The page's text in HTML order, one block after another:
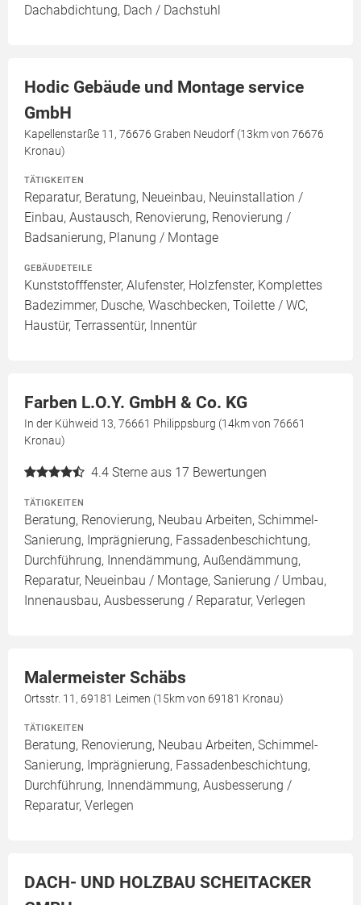
Dachabdichtung, Dach / Dachstuhl
Hodic Gebäude und Montage service
GmbH
Kapellenstarße 11, 76676 Graben Neudorf (13km von 76676
Kronau)
TÄTIGKEITEN
Reparatur, Beratung, Neueinbau, Neuinstallation /
Einbau, Austausch, Renovierung, Renovierung /
Badsanierung, Planung / Montage
GEBÄUDETEILE
Kunststofffenster, Alufenster, Holzfenster, Komplettes
Badezimmer, Dusche, Waschbecken, Toilette / WC,
Haustür, Terrassentür, Innentür
Farben L.O.Y. GmbH & Co. KG
In der Kühweid 13, 76661 Philippsburg (14km von 76661
Kronau)
4.4 Sterne aus 17 Bewertungen
TÄTIGKEITEN
Beratung, Renovierung, Neubau Arbeiten, Schimmel-
Sanierung, Imprägnierung, Fassadenbeschichtung,
Durchführung, Innendämmung, Außendämmung,
Reparatur, Neueinbau / Montage, Sanierung / Umbau,
Innenausbau, Ausbesserung / Reparatur, Verlegen
Malermeister Schäbs
Ortsstr. 11, 69181 Leimen (15km von 69181 Kronau)
TÄTIGKEITEN
Beratung, Renovierung, Neubau Arbeiten, Schimmel-
Sanierung, Imprägnierung, Fassadenbeschichtung,
Durchführung, Innendämmung, Ausbesserung /
Reparatur, Verlegen
DACH- UND HOLZBAU SCHEITACKER